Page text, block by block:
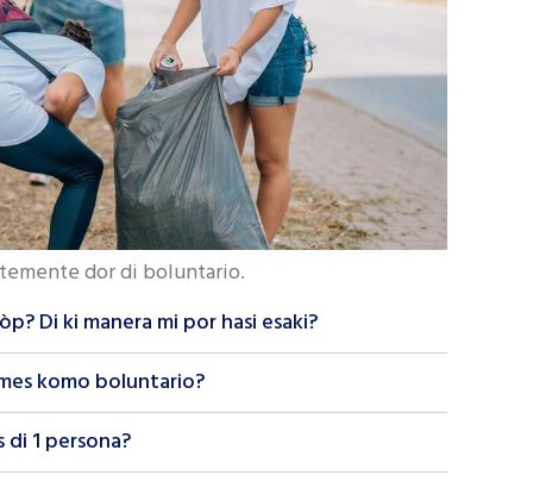
dor di boluntario.
Di ki manera mi por hasi esaki?
komo boluntario?
1 persona?